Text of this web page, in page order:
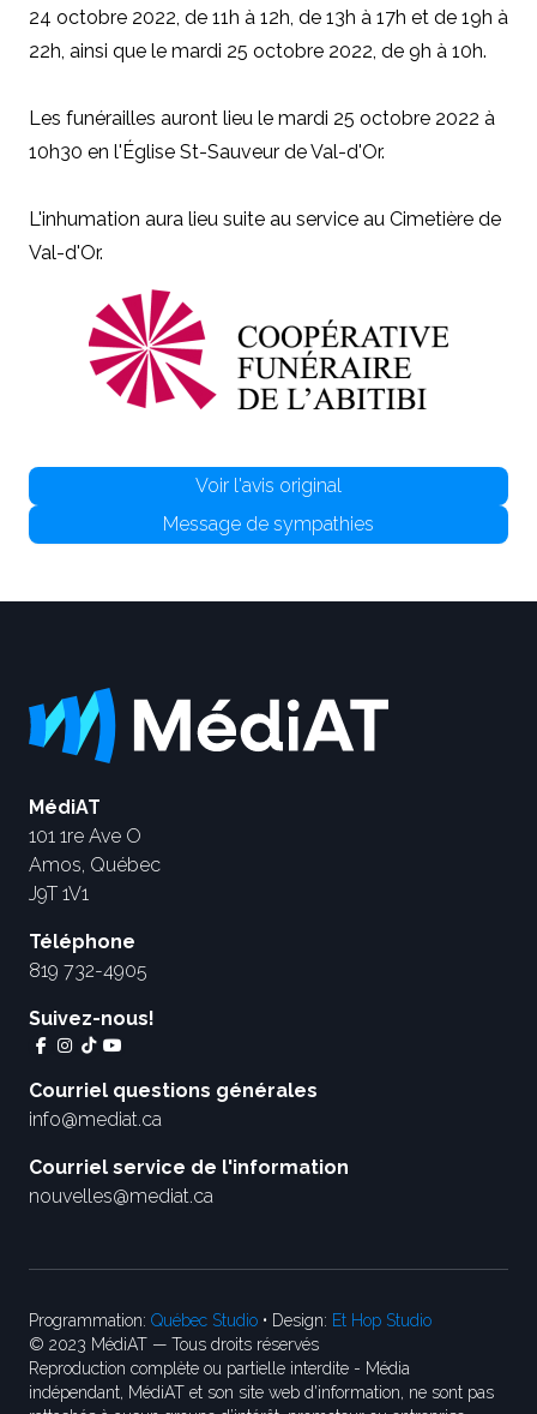
24 octobre 2022, de 11h à 12h, de 13h à 17h et de 19h à
22h, ainsi que le mardi 25 octobre 2022, de 9h à 10h.
Les funérailles auront lieu le mardi 25 octobre 2022 à
10h30 en l'Église St-Sauveur de Val-d'Or.
L'inhumation aura lieu suite au service au Cimetière de
Val-d'Or.
Voir l'avis original
Message de sympathies
MédiAT
101 1re Ave O
Amos, Québec
J9T 1V1
Téléphone
819 732-4905
Suivez-nous!
Courriel questions générales
info@mediat.ca
Courriel service de l'information
nouvelles@mediat.ca
Programmation: Québec Studio • Design: Et Hop Studio
© 2023 MédiAT — Tous droits réservés
Reproduction complète ou partielle interdite - Média
indépendant, MédiAT et son site web d'information, ne sont pas